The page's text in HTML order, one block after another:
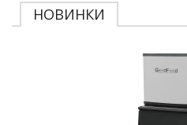
НОВИНКИ